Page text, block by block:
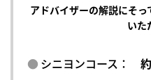
アドバイザーの解説にそ
いた
シニヨンコース：